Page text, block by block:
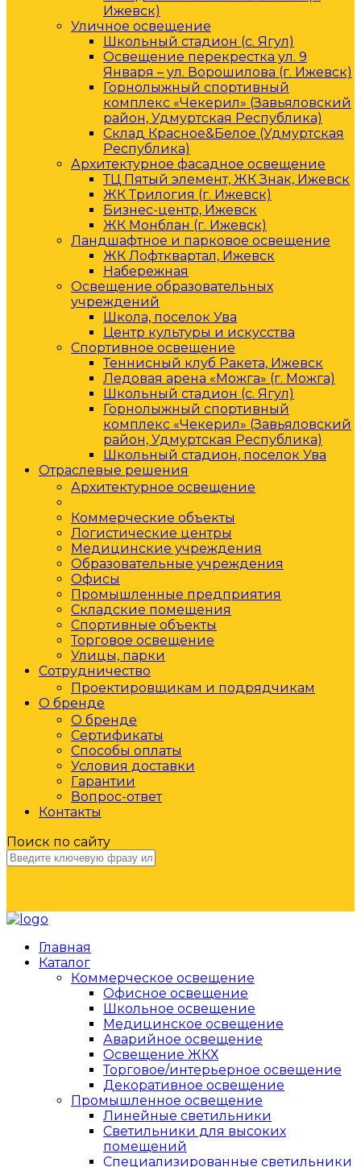
Ижевск)
Уличное освещение
Школьный стадион (с. Ягул)
Освещение перекрестка ул. 9
Января – ул. Ворошилова (г. Ижевск)
Горнолыжный спортивный
комплекс «Чекерил» (Завьяловский
район, Удмуртская Республика)
Склад Красное&Белое (Удмуртская
Республика)
Архитектурное фасадное освещение
ТЦ Пятый элемент, ЖК Знак, Ижевск
ЖК Трилогия (г. Ижевск)
Бизнес-центр, Ижевск
ЖК Монблан (г. Ижевск)
Ландшафтное и парковое освещение
ЖК Лофтквартал, Ижевск
Набережная
Освещение образовательных
учреждений
Школа, поселок Ува
Центр культуры и искусства
Спортивное освещение
Теннисный клуб Ракета, Ижевск
Ледовая арена «Можга» (г. Можга)
Школьный стадион (с. Ягул)
Горнолыжный спортивный
комплекс «Чекерил» (Завьяловский
район, Удмуртская Республика)
Школьный стадион, поселок Ува
Отраслевые решения
Архитектурное освещение
Коммерческие объекты
Логистические центры
Медицинские учреждения
Образовательные учреждения
Офисы
Промышленные предприятия
Складские помещения
Спортивные объекты
Торговое освещение
Улицы, парки
Сотрудничество
Проектировщикам и подрядчикам
О бренде
О бренде
Сертификаты
Способы оплаты
Условия доставки
Гарантии
Вопрос-ответ
Контакты
Поиск по сайту
Главная
Каталог
Коммерческое освещение
Офисное освещение
Школьное освещение
Медицинское освещение
Аварийное освещение
Освещение ЖКХ
Торговое/интерьерное освещение
Декоративное освещение
Промышленное освещение
Линейные светильники
Светильники для высоких
помещений
Специализированные светильники